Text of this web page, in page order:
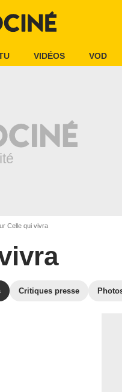
VIDÉOS VOD
Celle qui vivra
Critiques presse